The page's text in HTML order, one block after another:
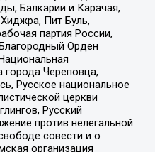
Балкарии и Карачая,
Пит Буль,
партия России,
Орден
города Череповца,
Русское национальное
церкви
Русский
против нелегальной
совести и о
организация